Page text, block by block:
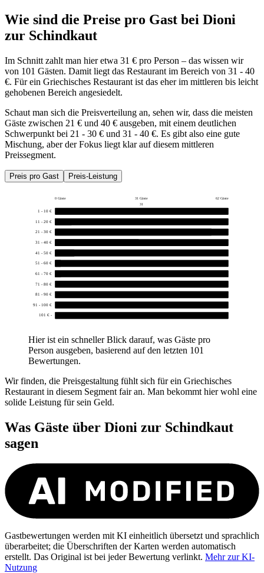
Wie sind die Preise pro Gast bei Dioni
zur Schindkaut
Im Schnitt zahlt man hier etwa 31 € pro Person – das wissen wir
von 101 Gästen. Damit liegt das Restaurant im Bereich von 31 - 40
€. Für ein Griechisches Restaurant ist das eher im mittleren bis leicht
gehobenen Bereich angesiedelt.
Schaut man sich die Preisverteilung an, sehen wir, dass die meisten
Gäste zwischen 21 € und 40 € ausgeben, mit einem deutlichen
Schwerpunkt bei 21 - 30 € und 31 - 40 €. Es gibt also eine gute
Mischung, aber der Fokus liegt klar auf diesem mittleren
Preissegment.
Preis pro Gast Preis-Leistung
0 Gäste 31 Gäste
62 Gäste
31
1 - 10 €
11 - 20 €
21 - 30 €
31 - 40 €
41 - 50 €
51 - 60 €
61 - 70 €
71 - 80 €
81 - 90 €
91 - 100 €
101 € -
Hier ist ein schneller Blick darauf, was Gäste pro
Person ausgeben, basierend auf den letzten 101
Bewertungen.
Wir finden, die Preisgestaltung fühlt sich für ein Griechisches
Restaurant in diesem Segment fair an. Man bekommt hier wohl eine
solide Leistung für sein Geld.
Was Gäste über Dioni zur Schindkaut
sagen
Gastbewertungen werden mit KI einheitlich übersetzt und sprachlich
überarbeitet; die Überschriften der Karten werden automatisch
erstellt. Das Original ist bei jeder Bewertung verlinkt. Mehr zur KI-
Nutzung